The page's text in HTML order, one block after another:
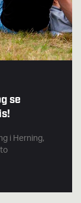
se
i Herning,